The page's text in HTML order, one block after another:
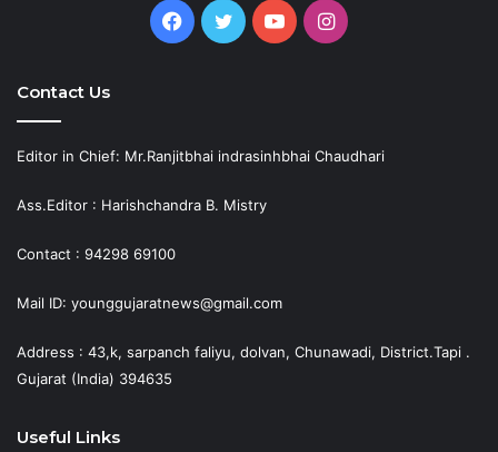
Facebook
TwitterYouTubeInstagram
Contact Us
Editor in Chief: Mr.Ranjitbhai indrasinhbhai Chaudhari
Ass.Editor : Harishchandra B. Mistry
Contact : 94298 69100
Mail ID: younggujaratnews@gmail.com
Address : 43,k, sarpanch faliyu, dolvan, Chunawadi, District.Tapi .
Gujarat (India) 394635
Useful Links